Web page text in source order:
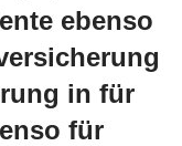
ebenso
in für
für